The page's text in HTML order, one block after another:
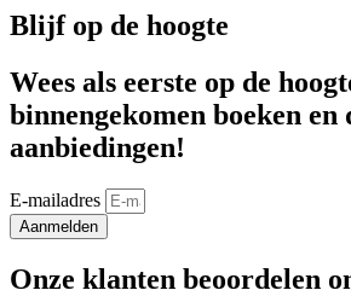
Blijf op de hoogte
Wees als eerste op de
binnengekomen boeken en
aanbiedingen!
E-mailadres
Aanmelden
Onze klanten beoordelen